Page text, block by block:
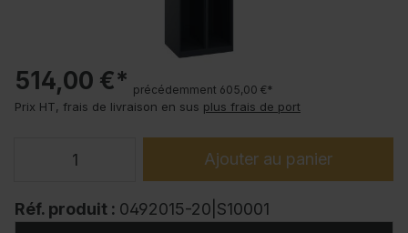
514,00 €* précédemment 605,00 €*
Prix HT, frais de livraison en sus plus frais de port
Ajouter au panier
Réf. produit : 0492015-20|S10001